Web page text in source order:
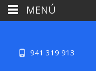
941 319 913
MENÚ